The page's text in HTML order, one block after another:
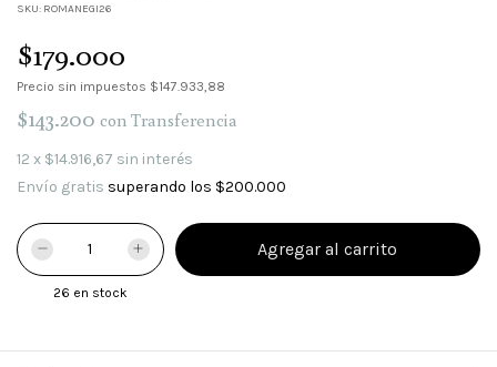
SKU: ROMANEGI26
$179.000
Precio sin impuestos $147.933,88
$143.200 con Transferencia
12 x $14.916,67 sin interés
Envío gratis superando los $200.000
26 en stock